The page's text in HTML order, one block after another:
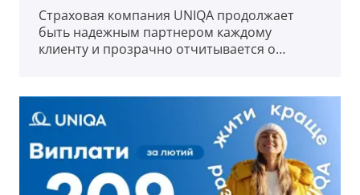
Страховая компания UNIQA продолжает
быть надежным партнером каждому
клиенту и прозрачно отчитывается о